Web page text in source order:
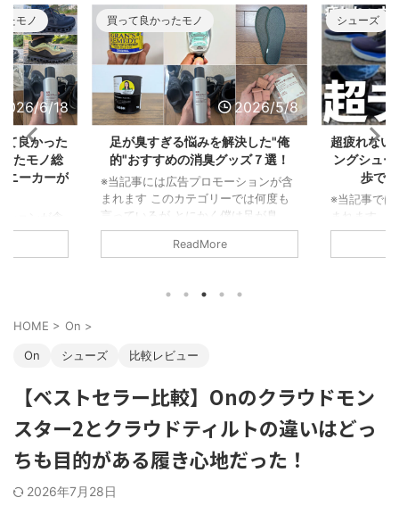
たモノ
6/18
良かった
たモノ総
ニーカーが
ョンが含
は落ちると
。 まさか
たんだ。
やっていき
とで、
ったモノ
と紹介して
買って良かったモノ
2026/5/8
足が臭すぎる悩みを解決した"俺
的"おすすめの消臭グッズ７選！
※当記事には広告プロモーションが含
まれます このカテゴリーでは何度も
言っているが とにかく僕は足が臭
い。 東に足を向ければ臭さが一周し
て西から後頭部に当たるくらいだ。
さ～メガトン級の足の臭さまで色んな
すぎる問題を解決してくれた消臭アイ
ッズ７選！ 自分の足の臭さがメガト
ン級に近い人ほど、 ...
ReadMore
シューズ
超疲れない
ングシュ
歩で
※当記事では
まれます
ウォーキン
グシューズ
OKだ。 ...
HOME > On >
On シューズ 比較レビュー
【ベストセラー比較】Onのクラウドモン
スター2とクラウドティルトの違いはどっ
ちも目的がある履き心地だった！
2026年7月28日